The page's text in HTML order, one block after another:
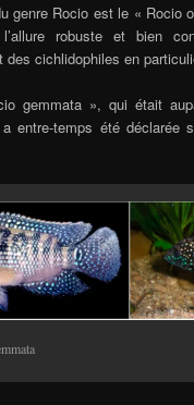
genre Rocio est le « Rocio
robuste et bien
des cichlidophiles en
gemmata », qui était
entre-temps été déclarée